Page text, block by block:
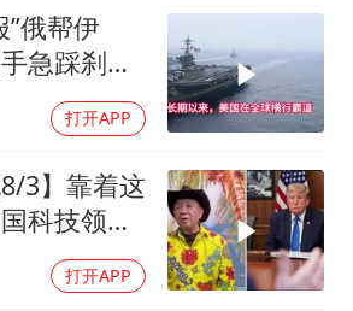
夯实基础开新局
”俄帮伊
急踩刹
气尽失
打开APP
3】靠着这
科技领军
打开APP